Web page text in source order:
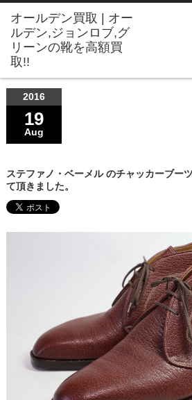
2016
19
Aug
ステファノ・ベーメル のチャッカーブー
て頂きました。